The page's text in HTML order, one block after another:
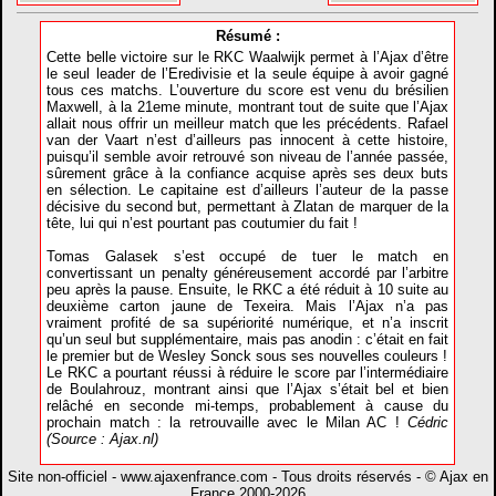
Résumé :
Cette belle victoire sur le RKC Waalwijk permet à l’Ajax d’être
le seul leader de l’Eredivisie et la seule équipe à avoir gagné
tous ces matchs. L’ouverture du score est venu du brésilien
Maxwell, à la 21eme minute, montrant tout de suite que l’Ajax
allait nous offrir un meilleur match que les précédents. Rafael
van der Vaart n’est d’ailleurs pas innocent à cette histoire,
puisqu’il semble avoir retrouvé son niveau de l’année passée,
sûrement grâce à la confiance acquise après ses deux buts
en sélection. Le capitaine est d’ailleurs l’auteur de la passe
décisive du second but, permettant à Zlatan de marquer de la
tête, lui qui n’est pourtant pas coutumier du fait !
Tomas Galasek s’est occupé de tuer le match en
convertissant un penalty généreusement accordé par l’arbitre
peu après la pause. Ensuite, le RKC a été réduit à 10 suite au
deuxième carton jaune de Texeira. Mais l’Ajax n’a pas
vraiment profité de sa supériorité numérique, et n’a inscrit
qu’un seul but supplémentaire, mais pas anodin : c’était en fait
le premier but de Wesley Sonck sous ses nouvelles couleurs !
Le RKC a pourtant réussi à réduire le score par l’intermédiaire
de Boulahrouz, montrant ainsi que l’Ajax s’était bel et bien
relâché en seconde mi-temps, probablement à cause du
prochain match : la retrouvaille avec le Milan AC !Cédric
(Source : Ajax.nl)
Site non-officiel - www.ajaxenfrance.com - Tous droits réservés - © Ajax en